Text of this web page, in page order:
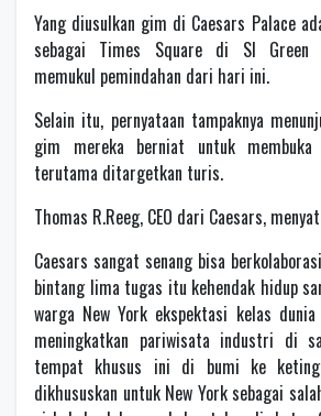
Yang diusulkan gim di Caesars Palace
sebagai Times Square di Sl Green
memukul pemindahan dari hari ini.
Selain itu, pernyataan tampaknya
gim mereka berniat untuk
terutama ditargetkan turis.
Thomas R.Reeg, CEO dari Caesars,
Caesars sangat senang bisa
bintang lima tugas itu kehendak hidup
warga New York ekspektasi kelas dunia
meningkatkan pariwisata industri di
tempat khusus ini di bumi ke
dikhususkan untuk New York sebagai